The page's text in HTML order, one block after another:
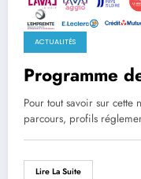
ACTUALITÉS
Programme
Pour tout savoir sur
parcours, profils
Lire La Suite